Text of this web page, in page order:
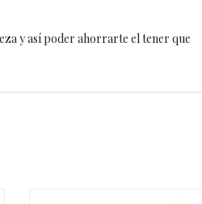
y así poder ahorrarte el tener que